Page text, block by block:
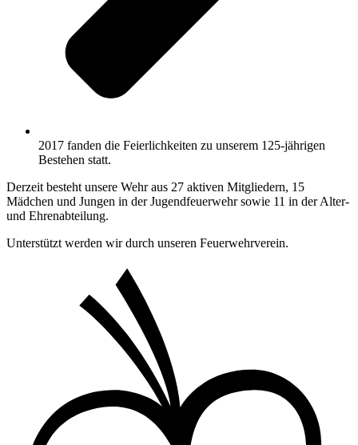
2017 fanden die Feierlichkeiten zu unserem 125-jährigen
Bestehen statt.
Derzeit besteht unsere Wehr aus 27 aktiven Mitgliedern, 15
Mädchen und Jungen in der Jugendfeuerwehr sowie 11 in der Alter-
und Ehrenabteilung.
Unterstützt werden wir durch unseren Feuerwehrverein.